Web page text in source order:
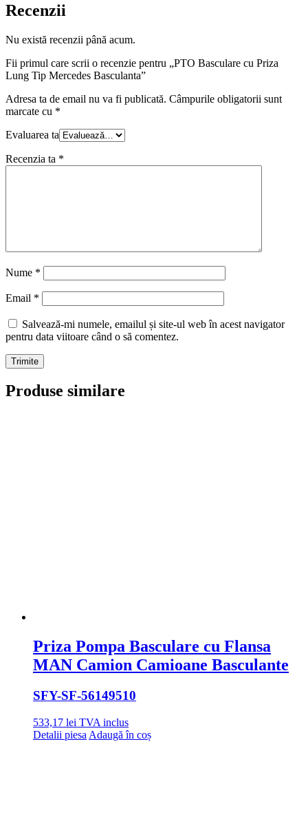
Recenzii
Nu există recenzii până acum.
Fii primul care scrii o recenzie pentru „PTO Basculare cu Priza
Lung Tip Mercedes Basculanta”
Adresa ta de email nu va fi publicată. Câmpurile obligatorii sunt
marcate cu *
Evaluarea ta
Recenzia ta *
Nume *
Email *
Salvează-mi numele, emailul și site-ul web în acest navigator
pentru data viitoare când o să comentez.
Produse similare
Priza Pompa Basculare cu Flansa
MAN Camion Camioane Basculante
SFY-SF-56149510
533,17 lei TVA inclus
Detalii piesa Adaugă în coș